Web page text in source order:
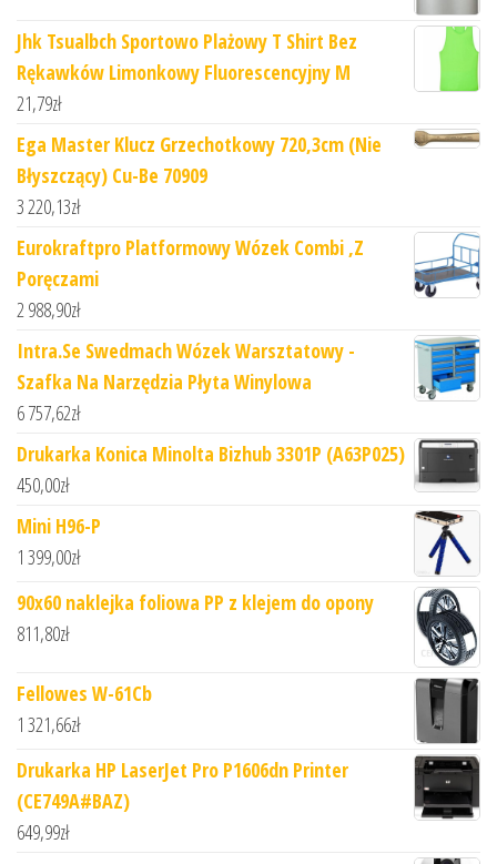
Jhk Tsualbch Sportowo Plażowy T Shirt Bez
Rękawków Limonkowy Fluorescencyjny M
21,79zł
Ega Master Klucz Grzechotkowy 720,3cm (Nie
Błyszczący) Cu-Be 70909
3 220,13zł
Eurokraftpro Platformowy Wózek Combi ,Z
Poręczami
2 988,90zł
Intra.Se Swedmach Wózek Warsztatowy -
Szafka Na Narzędzia Płyta Winylowa
6 757,62zł
Drukarka Konica Minolta Bizhub 3301P (A63P025)
450,00zł
Mini H96-P
1 399,00zł
90x60 naklejka foliowa PP z klejem do opony
811,80zł
Fellowes W-61Cb
1 321,66zł
Drukarka HP LaserJet Pro P1606dn Printer
(CE749A#BAZ)
649,99zł